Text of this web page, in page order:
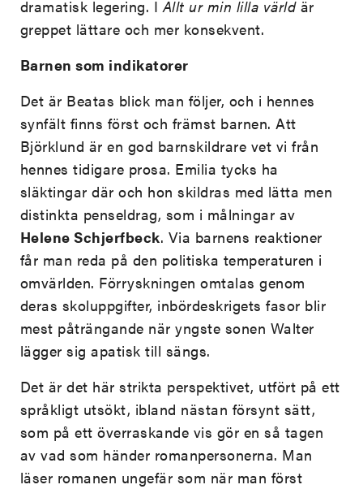
dramatisk legering. IAllt ur min lilla världär
greppet lättare och mer konsekvent.
Barnen som indikatorer
Det är Beatas blick man följer, och i hennes
synfält finns först och främst barnen. Att
Björklund är en god barnskildrare vet vi från
hennes tidigare prosa. Emilia tycks ha
släktingar där och hon skildras med lätta men
distinkta penseldrag, som i målningar av
Helene Schjerfbeck. Via barnens reaktioner
får man reda på den politiska temperaturen i
omvärlden. Förryskningen omtalas genom
deras skoluppgifter, inbördeskrigets fasor blir
mest påträngande när yngste sonen Walter
lägger sig apatisk till sängs.
Det är det här strikta perspektivet, utfört på ett
språkligt utsökt, ibland nästan försynt sätt,
som på ett överraskande vis gör en så tagen
av vad som händer romanpersonerna. Man
läser romanen ungefär som när man först